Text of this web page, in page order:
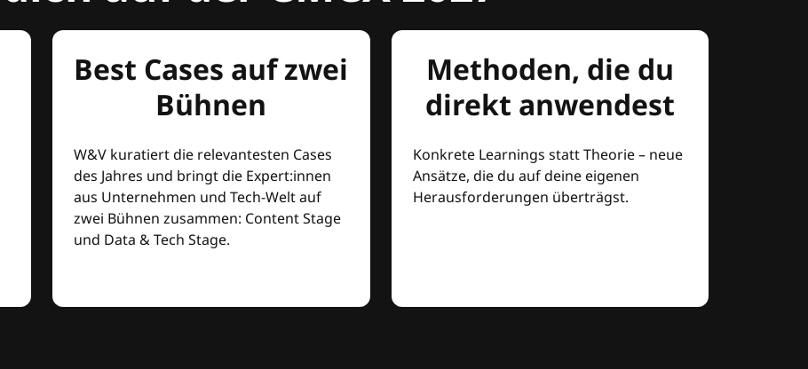
Best Cases auf zwei
Bühnen
W&V kuratiert die relevantesten Cases
des Jahres und bringt die Expert:innen
aus Unternehmen und Tech-Welt auf
zwei Bühnen zusammen: Content Stage
und Data & Tech Stage.
Methoden, die du
direkt anwendest
Konkrete Learnings statt Theorie – neue
Ansätze, die du auf deine eigenen
Herausforderungen überträgst.